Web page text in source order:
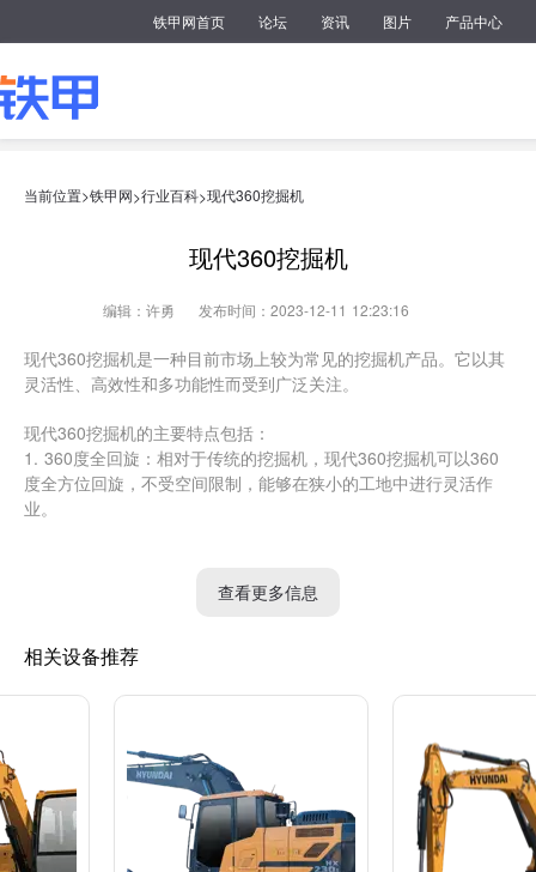
铁甲网首页 论坛 资讯 图片 产品中心
当前位置>铁甲网>行业百科>现代360挖掘机
现代360挖掘机
编辑：许勇 发布时间：2023-12-11 12:23:16
现代360挖掘机是一种目前市场上较为常见的挖掘机产品。它以其
灵活性、高效性和多功能性而受到广泛关注。
现代360挖掘机的主要特点包括：
1. 360度全回旋：相对于传统的挖掘机，现代360挖掘机可以360
度全方位回旋，不受空间限制，能够在狭小的工地中进行灵活作
业。
3. 多功能配置：现代360挖掘机通常具备多种工作装置和附件，如
铲斗、抓斗、打桩机等，可以根据不同工作需求进行灵活配置，提
4. 便捷操作系统：现代360挖掘机采用先进的液压系统和电控技
5. 舒适的驾驶室设计：现代360挖掘机的驾驶室通常具备舒适的座
现代360挖掘机在建筑、工程、矿山等行业中广泛应用，可以用于
土方开挖、道路施工、管道敷设、矿石开采等多种工作。其高效性
和灵活性使其成为现代工地中不可或缺的设备之一。
查看更多信息
相关设备推荐